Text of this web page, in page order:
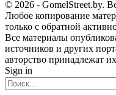
© 2026 - GomelStreet.by.
Любое копирование
только с обратной
Все материалы
источников и других
авторство принадлежат
Sign in